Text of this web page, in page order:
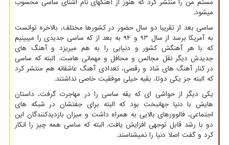
مستم من را منتشر کرد که هنوز از آهنگهای نام اشنای ساسی محسوب
میشود.
ساسی بعد از تقریبا دو سال حضور در کشورها مختلف، بالاخره توانست
به آمریکا برسد از سال 93 و 94 به بعد از که ساسی جدیدی را میبینیم
که با هر آهنگش کشور و دنیایی را به هم میریزد و آهنگ های
جدیدش دیگر نقل مجالس و محافل و مهمانی هاست. البته که ساسی
در کنار آهنگ های شاد و رقصی، تعدادی آهنگ عاشقانه هم منتشر کرد
که البته جز یکی دوتا، بقیه خیلی موفقیت خاصی نداشتند.
یکی دیگر از حواشی ای که یقه ساسی را در مهاجرت گرفت، داستان
هایش با دنیا جهانبخت بود که البته برای جفتشان در شبکه های
اجتماعی، فالوورهای بالایی به همراه داشت و میزان بازدیدکنندگان این
دو با رشد قابل توجهی افزایش یافت. البته که ساسی همه چیز را انکار
کرد و گفت اصلا دنیا را نمیشناسند.